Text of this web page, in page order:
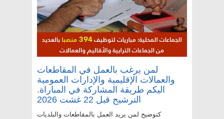
لمن يرغب بالعمل في المقاطعات
والعمالات الإقليمية والإدارات العمومية
اليكم طريقة المشاركة في المباراة.
الترشيح قبل 22 غشت 2026
كتوضيح لمن يريد العمل بالمقاطعات والبلديات